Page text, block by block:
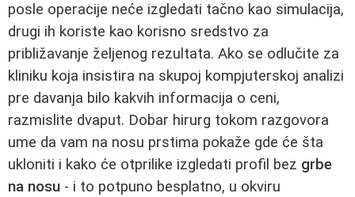
posle operacije neće izgledati tačno kao simulacija,
drugi ih koriste kao korisno sredstvo za
približavanje željenog rezultata. Ako se odlučite za
kliniku koja insistira na skupoj kompjuterskoj analizi
pre davanja bilo kakvih informacija o ceni,
razmislite dvaput. Dobar hirurg tokom razgovora
ume da vam na nosu prstima pokaže gde će šta
ukloniti i kako će otprilike izgledati profil bez grbe
na nosu - i to potpuno besplatno, u okviru